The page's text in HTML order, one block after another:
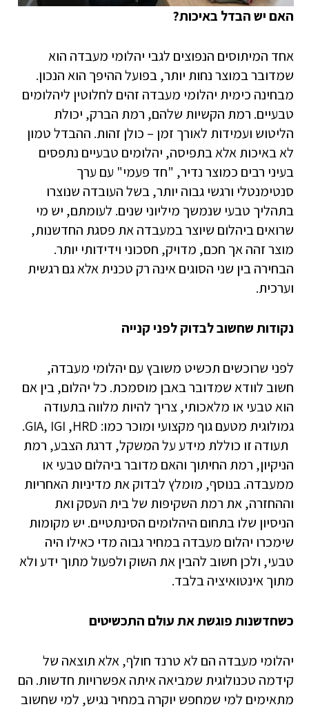
האם יש הבדל באיכות?
אחד המיתוסים הנפוצים לגבי יהלומי מעבדה הוא
שמדובר במוצר נחות יותר, בפועל ההיפך הוא הנכון.
מבחינה כימית יהלומי מעבדה זהים לחלוטין ליהלומים
טבעיים. רמת הקשיות שלהם, רמת הברק, יכולת
הליטוש ועמידות לאורך זמן – כולן זהות. ההבדל טמון
לא באיכות אלא בתפיסה, יהלומים טבעיים נתפסים
בעיני רבים כמוצר נדיר, "חד פעמי" עם ערך
סנטימנטלי ורגשי גבוה יותר, בשל העובדה שנוצרו
בתהליך טבעי שנמשך מיליוני שנים. לעומתם, יש מי
שרואים ביהלום שיוצר במעבדה את פסגת החדשנות,
מוצר זהה אך חכם, מדויק, חסכוני וידידותי יותר.
הבחירה בין שני הסוגים אינה רק טכנית אלא גם רגשית
וערכית.
נקודות שחשוב לבדוק לפני קנייה
לפני שרוכשים תכשיט משובץ עם יהלומי מעבדה,
חשוב לוודא שמדובר באבן מוסמכת. כל יהלום, בין אם
הוא טבעי או מלאכותי, צריך להיות מלווה בתעודה
גמולוגית מטעם גוף מקצועי ומוכר כמו: GIA, IGI ,HRD.
תעודה זו כוללת מידע על המשקל, דרגת הצבע, רמת
הניקיון, רמת החיתוך והאם מדובר ביהלום טבעי או
ממעבדה. בנוסף, מומלץ לבדוק את מדיניות האחריות
וההחזרה, את רמת השקיפות של בית העסק ואת
הניסיון שלו בתחום היהלומים הסינתטיים. יש מקומות
שימכרו יהלום מעבדה במחיר גבוה מדי כאילו היה
טבעי, ולכן חשוב להבין את השוק ולפעול מתוך ידע ולא
מתוך אינטואיציה בלבד.
כשחדשנות פוגשת את עולם התכשיטים
יהלומי מעבדה הם לא טרנד חולף, אלא תוצאה של
קידמה טכנולוגית שמביאה איתה אפשרויות חדשות. הם
מתאימים למי שמחפש יוקרה במחיר נגיש, למי שחשוב